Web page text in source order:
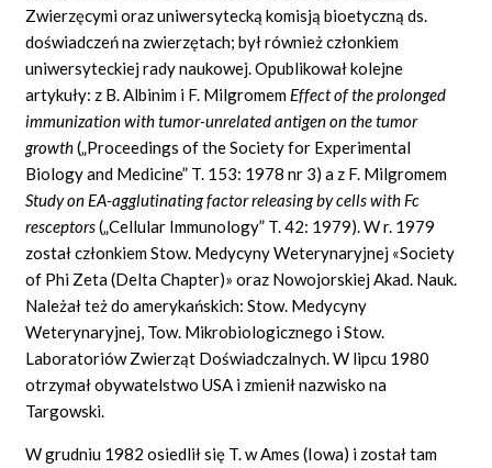
Zwierzęcymi oraz uniwersytecką komisją bioetyczną ds.
doświadczeń na zwierzętach; był również członkiem
uniwersyteckiej rady naukowej. Opublikował kolejne
artykuły: z B. Albinim i F. Milgromem Effect of the prolonged
immunization with tumor-unrelated antigen on thetumor
growth(„Proceedings of the Society for Experimental
Biology and Medicine” T. 153: 1978 nr 3) a z F. Milgromem
Study on EA-agglutinating factorreleasing by cells with Fc
resceptors(„Cellular Immunology” T. 42: 1979). W r. 1979
został członkiem Stow. Medycyny Weterynaryjnej «Society
of Phi Zeta (Delta Chapter)» oraz Nowojorskiej Akad. Nauk.
Należał też do amerykańskich: Stow. Medycyny
Weterynaryjnej, Tow. Mikrobiologicznego i Stow.
Laboratoriów Zwierząt Doświadczalnych. W lipcu 1980
otrzymał obywatelstwo USA i zmienił nazwisko na
Targowski.
W grudniu 1982 osiedlił się T. w Ames (Iowa) i został tam